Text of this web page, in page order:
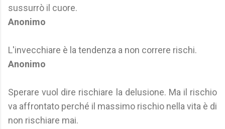
sussurrò il cuore.
Anonimo
L'invecchiare è la tendenza a non correre rischi.
Anonimo
Sperare vuol dire rischiare la delusione. Ma il rischio
va affrontato perché il massimo rischio nella vita è di
non rischiare mai.